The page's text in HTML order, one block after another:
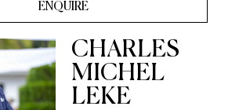
ENQUIRE
CHARLES
MICHEL
LEKE